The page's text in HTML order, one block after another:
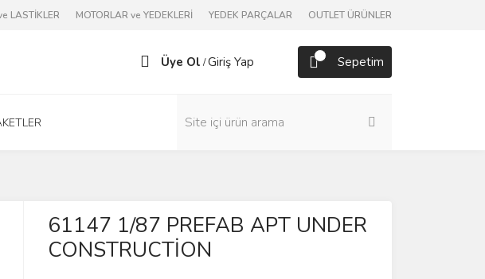
LASTİKLER MOTORLAR ve YEDEKLERİ YEDEK PARÇALAR OUTLET ÜRÜNLER
Üye Ol /Giriş Yap Sepetim
61147 1/87 PREFAB APT UNDER
CONSTRUCTİON